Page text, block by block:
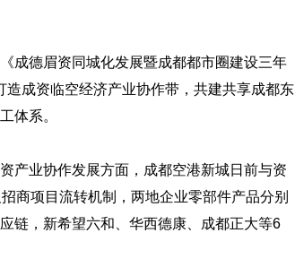
成德眉资同城化发展暨成都都市圈建设三年
成资临空经济产业协作带，共建共享成都东
体系。
产业协作发展方面，成都空港新城日前与资
商项目流转机制，两地企业零部件产品分别
链，新希望六和、华西德康、成都正大等6